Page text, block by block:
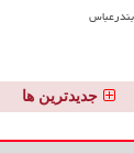
جدیدترین ها